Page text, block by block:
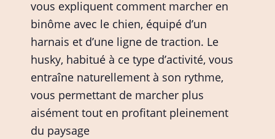
vous expliquent comment marcher en
binôme avec le chien, équipé d’un
harnais et d’une ligne de traction. Le
husky, habitué à ce type d’activité, vous
entraîne naturellement à son rythme,
vous permettant de marcher plus
aisément tout en profitant pleinement
du paysage